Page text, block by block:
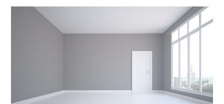
Voordelen
Interieurs